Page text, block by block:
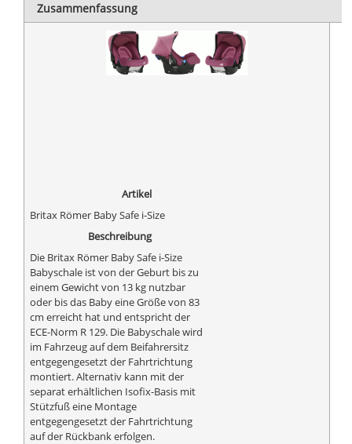
Zusammenfassung
Artikel
Britax Römer Baby Safe i-Size
Beschreibung
Die Britax Römer Baby Safe i-Size
Babyschale ist von der Geburt bis zu
einem Gewicht von 13 kg nutzbar
oder bis das Baby eine Größe von 83
cm erreicht hat und entspricht der
ECE-Norm R 129. Die Babyschale wird
im Fahrzeug auf dem Beifahrersitz
entgegengesetzt der Fahrtrichtung
montiert. Alternativ kann mit der
separat erhältlichen Isofix-Basis mit
Stützfuß eine Montage
entgegengesetzt der Fahrtrichtung
auf der Rückbank erfolgen.